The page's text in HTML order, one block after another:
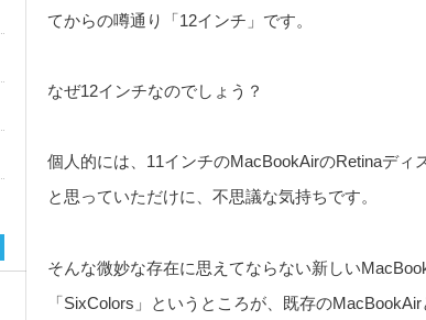
てからの噂通り「12インチ」です。
なぜ12インチなのでしょう？
個人的には、11インチのMacBookAirのRetinaディ
と思っていただけに、不思議な気持ちです。
そんな微妙な存在に思えてならない新しい
「SixColors」というところが、既存の